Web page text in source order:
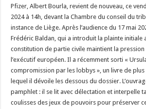
Pfizer, Albert Bourla, revient de nouveau, ce
2024 à 14h, devant la Chambre du conseil du
instance de Liège. Après l’audience du 17 mai
Frédéric Baldan, qui a introduit la plainte initiale
constitution de partie civile maintient la
l’exécutif européen. Il a récemment sorti «
compromission par les lobbys », un livre de
lequel il dévoile les dessous du dossier.
pamphlet : il se lit avec délectation et interpelle
coulisses des jeux de pouvoirs pour préserver